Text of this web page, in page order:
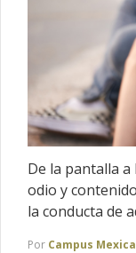
De la pantalla a
odio y
la conducta de
Por Campus